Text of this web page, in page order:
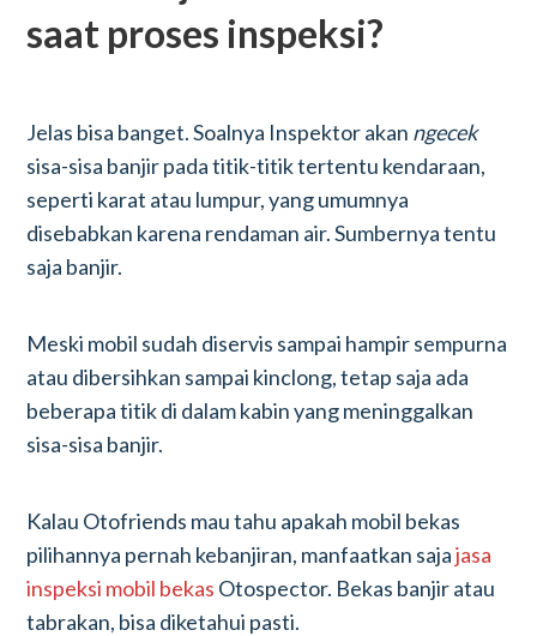
saat proses inspeksi?
Jelas bisa banget. Soalnya Inspektor akan ngecek
sisa-sisa banjir pada titik-titik tertentu kendaraan,
seperti karat atau lumpur, yang umumnya
disebabkan karena rendaman air. Sumbernya tentu
saja banjir.
Meski mobil sudah diservis sampai hampir sempurna
atau dibersihkan sampai kinclong, tetap saja ada
beberapa titik di dalam kabin yang meninggalkan
sisa-sisa banjir.
Kalau Otofriends mau tahu apakah mobil bekas
pilihannya pernah kebanjiran, manfaatkan sajajasa
inspeksi mobil bekas Otospector. Bekas banjir atau
tabrakan, bisa diketahui pasti.